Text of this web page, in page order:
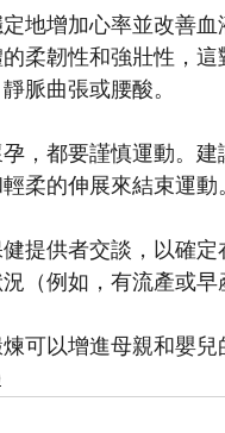
地增加心率並改善
柔韌性和強壯性，
脈曲張或腰酸。
，都要謹慎運動。
柔的伸展來結束運動
提供者交談，以確
（例如，有流產或早
可以增進母親和嬰